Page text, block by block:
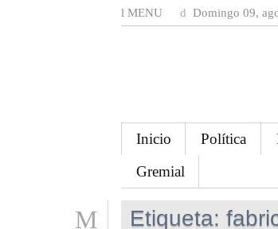
MENU Domingo 09,
Inicio Política
Gremial
Etiqueta: